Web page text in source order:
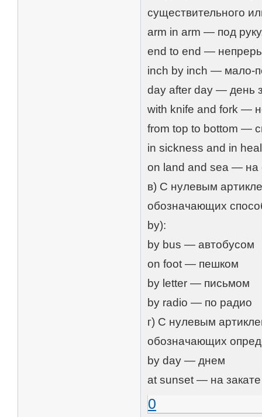
существительного
arm in arm — под
end to end —
inch by inch — мало-
day after day — день
with knife and fork —
from top to bottom —
in sickness and in
on land and sea — на
в) С нулевым
обозначающих
by):
by bus — автобусом
on foot — пешком
by letter — письмом
by radio — по радио
г) С нулевым
обозначающих
by day — днем
at sunset — на закате
0